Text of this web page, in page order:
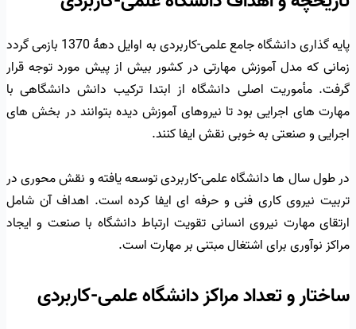
پایه گذاری دانشگاه جامع علمی-کاربردی به اوایل دهۀ 1370 بازمی گردد
زمانی که مدل آموزش مهارتی در کشور بیش از پیش مورد توجه قرار
گرفت. مأموریت اصلی دانشگاه از ابتدا ترکیب دانش دانشگاهی با
مهارت های اجرایی بود تا نیروهای آموزش دیده بتوانند در بخش های
اجرایی و صنعتی به خوبی نقش ایفا کنند.
در طول سال ها دانشگاه علمی-کاربردی توسعه یافته و نقش محوری در
تربیت نیروی کاری فنی و حرفه ای ایفا کرده است. اهداف آن شامل
ارتقای مهارت نیروی انسانی تقویت ارتباط دانشگاه با صنعت و ایجاد
مراکز نوآوری برای اشتغال مبتنی بر مهارت است.
ساختار و تعداد مراکز دانشگاه علمی-کاربردی